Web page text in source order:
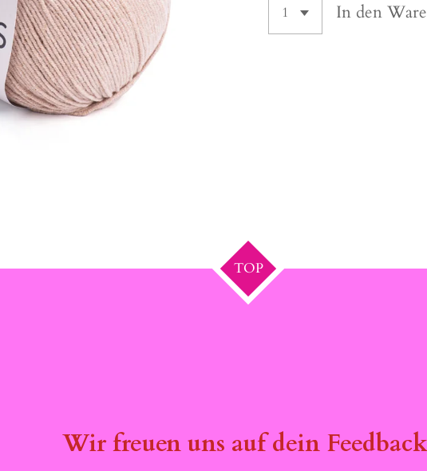
In den
TOP
Wir freuen uns auf dein